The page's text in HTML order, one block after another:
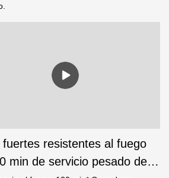
fuertes resistentes al fuego
min de servicio pesado de